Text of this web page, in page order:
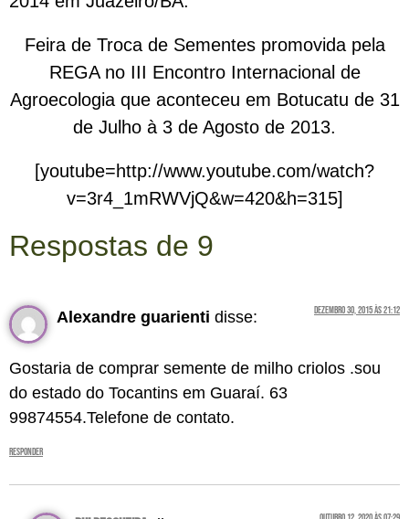
Feira de Troca de Sementes promovida pela
REGA no III Encontro Internacional de
Agroecologia que aconteceu em Botucatu de 31
de Julho à 3 de Agosto de 2013.
[youtube=http://www.youtube.com/watch?
v=3r4_1mRWVjQ&w=420&h=315]
Respostas de 9
Alexandre guarienti disse: dezembro 30, 2015 às 21:12
Gostaria de comprar semente de milho criolos .sou
do estado do Tocantins em Guaraí. 63
99874554.Telefone de contato.
Responder